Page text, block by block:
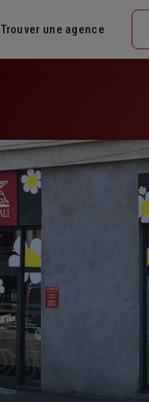
Trouver une agence